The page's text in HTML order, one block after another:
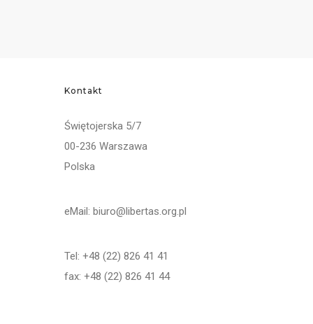
Kontakt
Świętojerska 5/7
00-236 Warszawa
Polska
eMail: biuro@libertas.org.pl
Tel: +48 (22) 826 41 41
fax: +48 (22) 826 41 44